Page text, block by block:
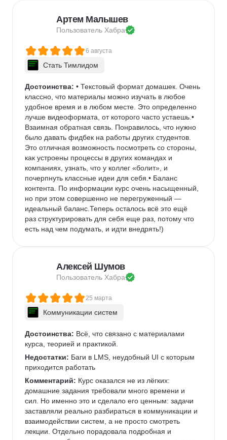
Артем Малышев
Пользователь Хабра
6 августа
Стать Тимлидом
Достоинства: • Текстовый формат домашек. Очень
классно, что материалы можно изучать в любое
удобное время и в любом месте. Это определенно
лучше видеоформата, от которого часто устаешь.•
Взаимная обратная связь. Понравилось, что нужно
было давать фидбек на работы других студентов.
Это отличная возможность посмотреть со стороны,
как устроены процессы в других командах и
компаниях, узнать, что у коллег «болит», и
почерпнуть классные идеи для себя.• Баланс
контента. По информации курс очень насыщенный,
но при этом совершенно не перегруженный —
идеальный баланс.Теперь осталось всё это ещё
раз структурировать для себя еще раз, потому что
есть над чем подумать, и идти внедрять!)
Алексей Шумов
Пользователь Хабра
25 марта
Коммуникации систем
Достоинства: Всё, что связано с материалами
курса, теорией и практикой.
Недостатки: Баги в LMS, неудобный UI с которым
приходится работать
Комментарий: Курс оказался не из лёгких:
домашние задания требовали много времени и
сил. Но именно это и сделало его ценным: задачи
заставляли реально разбираться в коммуникации и
взаимодействии систем, а не просто смотреть
лекции. Отдельно порадовала подробная и